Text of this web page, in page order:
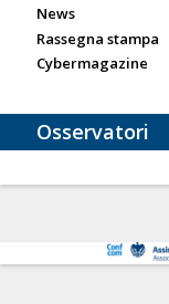
News
Rassegna stampa
Cybermagazine
Osservatori